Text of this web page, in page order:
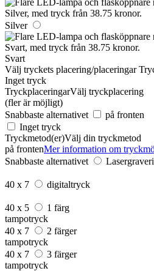
Silver
Svart
Välj tryckets placering/placeringar
Inget tryck
TryckplaceringarVälj tryckplacering
(fler är möjligt)
Snabbaste alternativet
på fronten
Inget tryck
Tryckmetod(er)Välj din tryckmetod
på frontenMer information om
Snabbaste alternativet
40 x 7 digitaltryck
40 x 5
1 färg
tampotryck
40 x 7
2 färger
tampotryck
40 x 7
3 färger
tampotryck